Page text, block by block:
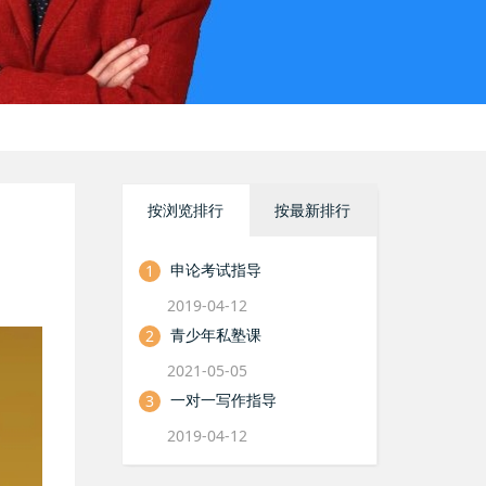
按浏览排行 按最新排行
1
申论考试指导
2019-04-12
2
青少年私塾课
2021-05-05
3
一对一写作指导
2019-04-12